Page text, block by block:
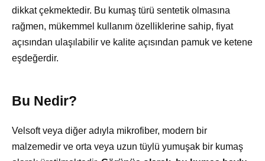
dikkat çekmektedir. Bu kumaş türü sentetik olmasına
rağmen, mükemmel kullanım özelliklerine sahip, fiyat
açısından ulaşılabilir ve kalite açısından pamuk ve ketene
eşdeğerdir.
Bu Nedir?
Velsoft veya diğer adıyla mikrofiber, modern bir
malzemedir ve orta veya uzun tüylü yumuşak bir kumaş